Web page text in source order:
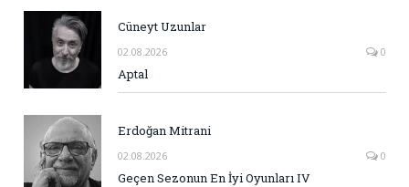
Cüneyt Uzunlar
02.08.2026 0
Aptal
Erdoğan Mitrani
02.08.2026 0
Geçen Sezonun En İyi Oyunları IV